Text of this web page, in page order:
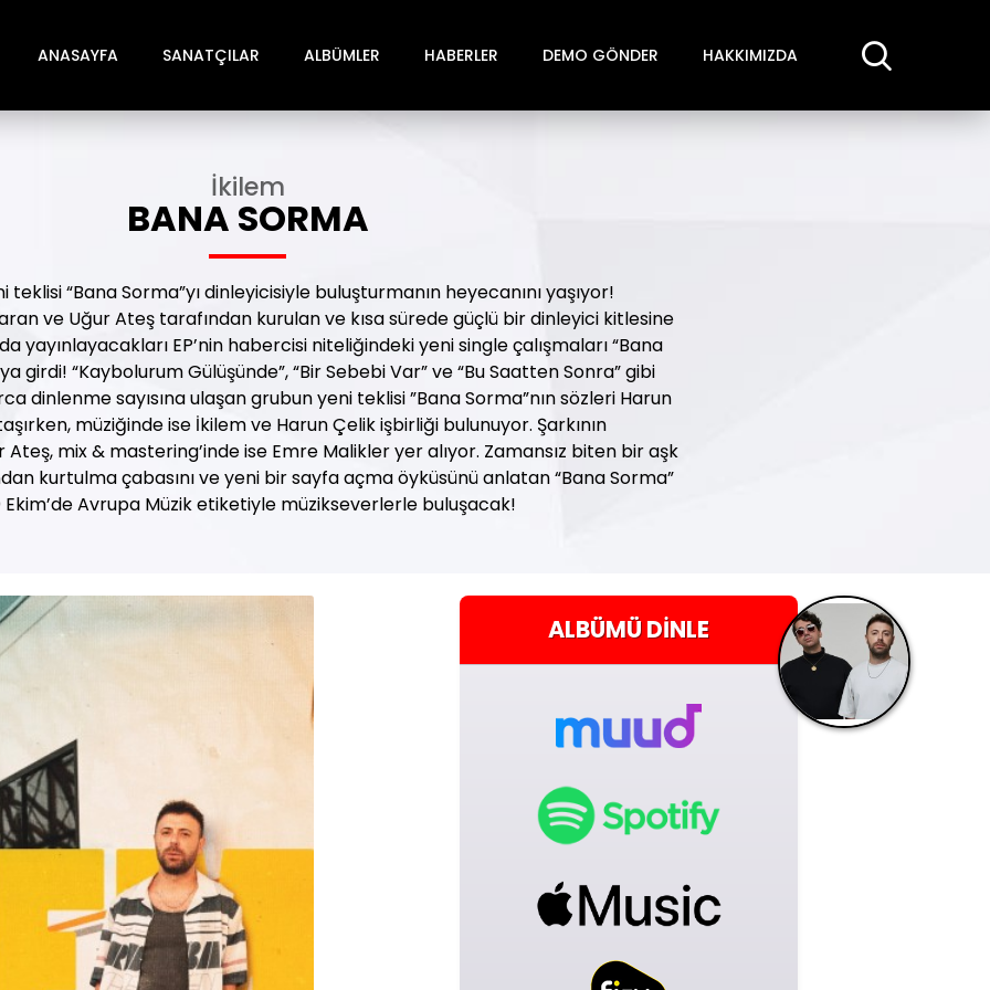
ANASAYFA SANATÇILAR ALBÜMLER HABERLER DEMO GÖNDER HAKKIMIZDA
İkilem
BANA SORMA
teklisi “Bana Sorma”yı dinleyicisiyle buluşturmanın heyecanını yaşıyor!
ve Uğur Ateş tarafından kurulan ve kısa sürede güçlü bir dinleyici kitlesine
yayınlayacakları EP’nin habercisi niteliğindeki yeni single çalışmaları “Bana
girdi! “Kaybolurum Gülüşünde”, “Bir Sebebi Var” ve “Bu Saatten Sonra” gibi
dinlenme sayısına ulaşan grubun yeni teklisi ”Bana Sorma”nın sözleri Harun
müziğinde ise İkilem ve Harun Çelik işbirliği bulunuyor. Şarkının
mix & mastering’inde ise Emre Malikler yer alıyor. Zamansız biten bir aşk
kurtulma çabasını ve yeni bir sayfa açma öyküsünü anlatan “Bana Sorma”
Ekim’de Avrupa Müzik etiketiyle müzikseverlerle buluşacak!
ALBÜMÜDINLE